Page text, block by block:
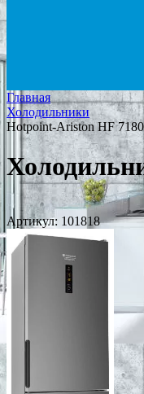
Главная
Холодильники
Hotpoint-Ariston HF
Артикул: 101818